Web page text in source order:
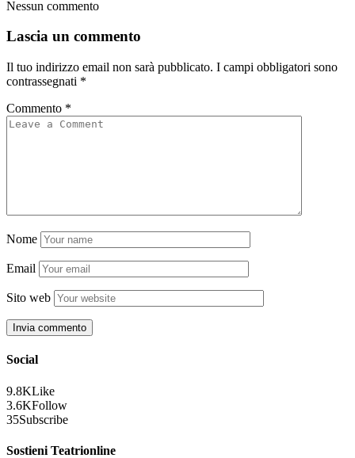
Nessun commento
Lascia un commento
Il tuo indirizzo email non sarà pubblicato. I campi obbligatori sono
contrassegnati *
Commento *
Nome
Email
Sito web
Social
9.8KLike
3.6KFollow
35Subscribe
Sostieni Teatrionline